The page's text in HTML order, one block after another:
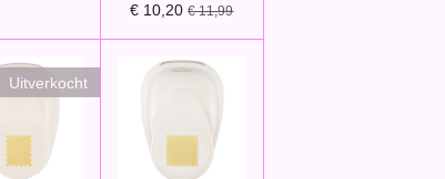
€ 10,20 € 11,99
Uitverkocht